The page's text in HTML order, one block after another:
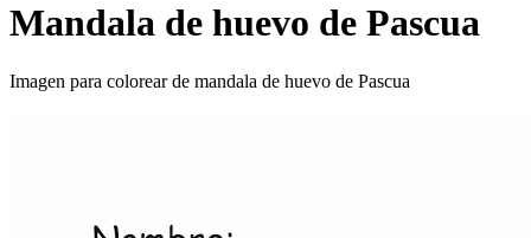
Mandala de huevo de Pascua
Imagen para colorear de mandala de huevo de Pascua